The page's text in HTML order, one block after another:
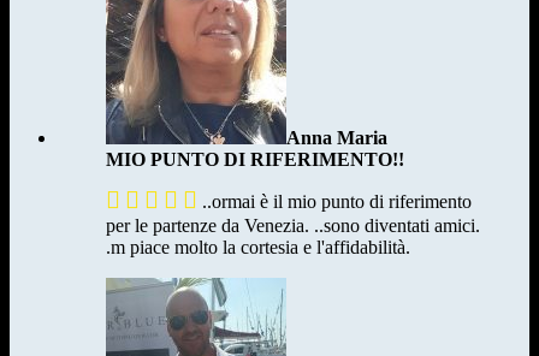
Anna Maria
MIO PUNTO DI RIFERIMENTO!!
     ..ormai è il mio punto di riferimento
per le partenze da Venezia. ..sono diventati amici.
.m piace molto la cortesia e l'affidabilità.